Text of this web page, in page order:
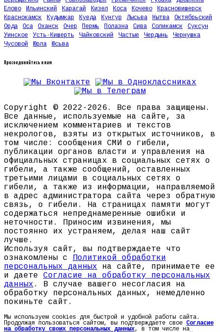
Елово
Ильинский Карагай Кизел Коса Кочево
Красновишерск
Краснокамск
Кудымкар Куеда Кунгур Лысьва Нытва
Октябрьский
Орда
Оса Оханск Очер Пермь Полазна Сива Соликамск
Суксун
Уинское
Усть-Кишерть Чайковский Частые Чердынь
Чернушка
Чусовой
Юрла Юсьва
Присоединяйтесь к нам
Copyright © 2022-2026. Все права защищены.
Все данные, используемые на сайте, за
исключением комментариев и текстов
некрологов, взяты из открытых источников, в
том числе: сообщения СМИ о гибели,
публикации органов власти и управления на
официальных страницах в социальных сетях о
гибели, а также сообщений, оставленных
третьими лицами в социальных сетях о
гибели, а также из информации, направляемой
в адрес администратора сайта через обратную
связь, о гибели. На страницах памяти могут
содержаться непреднамеренные ошибки и
неточности. Приносим извинения, мы
постоянно их устраняем, делая наш сайт
лучше.
Используя сайт, вы подтверждаете что
ознакомлены с Политикой обработки
персональных данных на сайте, принимаете ее
и даете Согласие на обработку персональных
данных . В случае вашего несогласия на
обработку персональных данных, немедленно
покиньте сайт.
Мы используем cookies для быстрой и удобной работы сайта.
Продолжая пользоваться сайтом, вы подтверждаете свое Согласие
на обработку своих персональных данных, в том числе на